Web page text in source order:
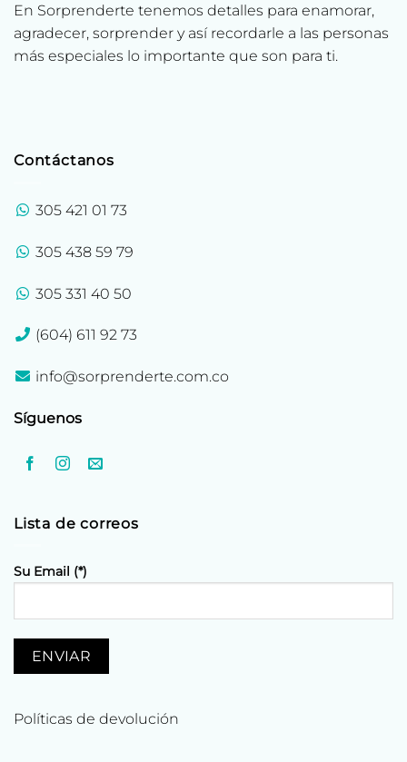
En Sorprenderte tenemos detalles para enamorar,
agradecer, sorprender y así recordarle a las personas
más especiales lo importante que son para ti.
Contáctanos
305 421 01 73
305 438 59 79
305 331 40 50
(604) 611 92 73
info@sorprenderte.com.co
Síguenos
Lista de correos
Su Email (*)
Políticas de devolución